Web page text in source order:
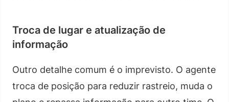
Troca de lugar e atualização de
informação
Outro detalhe comum é o imprevisto. O agente
troca de posição para reduzir rastreio, muda o